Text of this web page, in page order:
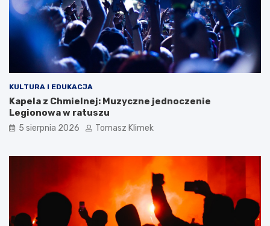
KULTURA I EDUKACJA
Kapela z Chmielnej: Muzyczne jednoczenie
Legionowa w ratuszu
5 sierpnia 2026 Tomasz Klimek